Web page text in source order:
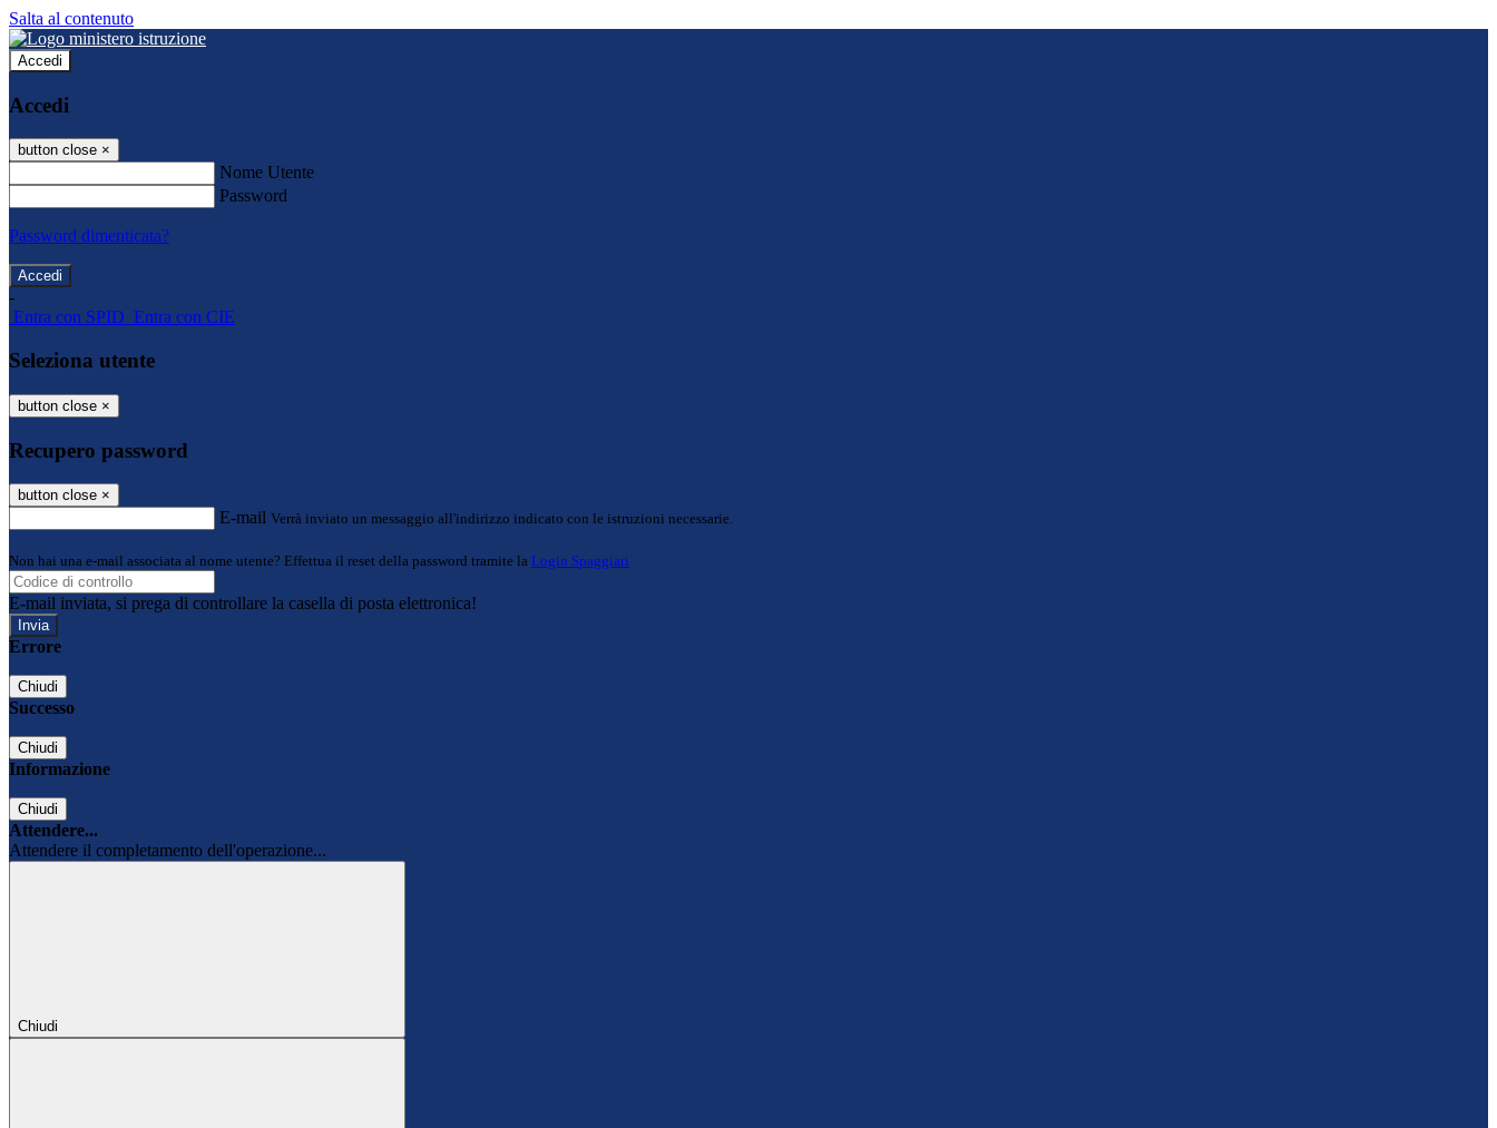
Salta al contenuto
Accedi
Accedi
button close ×
Nome Utente
Password
Password dimenticata?
-
Entra con SPID Entra con CIE
Seleziona utente
button close ×
Recupero password
button close ×
E-mail Verrà inviato un messaggio all'indirizzo indicato con le istruzioni necessarie.
Non hai una e-mail associata al nome utente? Effettua il reset della password tramite la Login Spaggiari
E-mail inviata, si prega di controllare la casella di posta elettronica!
Errore
Chiudi
Successo
Chiudi
Informazione
Chiudi
Attendere...
Attendere il completamento dell'operazione...
Chiudi